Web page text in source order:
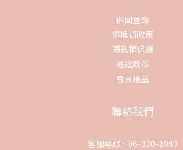
保固登錄
退換貨政策
隱私權保護
運送政策
會員權益
聯絡我們
客服專線 : 06-330-1043